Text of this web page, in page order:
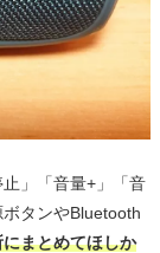
」「音量+」「音
タンやBluetooth
まとめてほしか